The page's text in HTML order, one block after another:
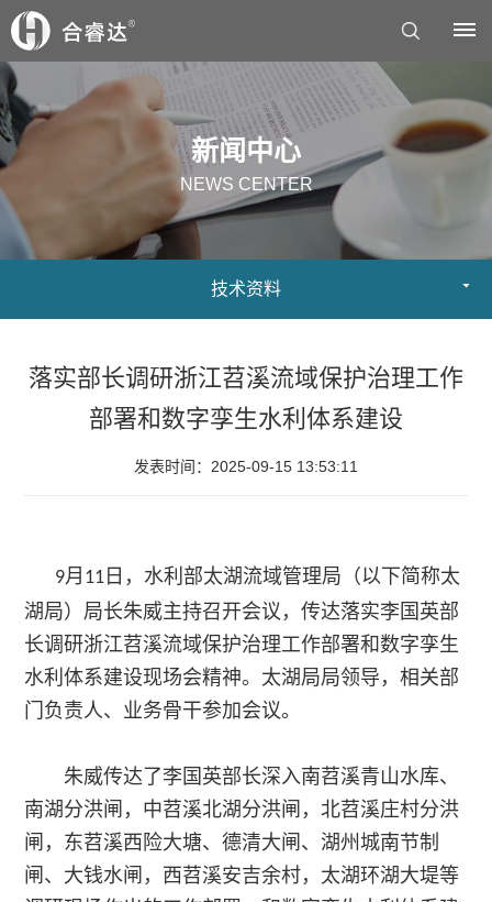
首
于
公
司
简
公
愿
资
质
荣
解
决
方
全
监
测
慧
水
品
心
硬
件
案
例
新闻中心
NEWS CENTER
技术资料
落实部长调研浙江苕溪流域保护治理工作
部署和数字孪生水利体系建设
发表时间：2025-09-15 13:53:11
9月 11 日，水利部太湖流域管理局（以下简称太
湖局）局长朱威主持召开会议，传达落实李国英部
长调研浙江苕溪流域保护治理工作部署和数字孪生
水利体系建设现场会精神。太湖局局领导，相关部
门负责人、业务骨干参加会议。
朱威传达了李国英部长深入南苕溪青山水库、
南湖分洪闸，中苕溪北湖分洪闸，北苕溪庄村分洪
闸，东苕溪西险大塘、德清大闸、湖州城南节制
闸、大钱水闸，西苕溪安吉余村，太湖环湖大堤等